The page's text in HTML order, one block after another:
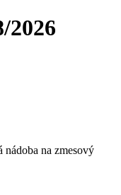
2026
nádoba na zmesový